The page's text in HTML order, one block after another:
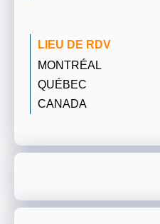
LIEU DE RDV
MONTRÉAL
QUÉBEC
CANADA